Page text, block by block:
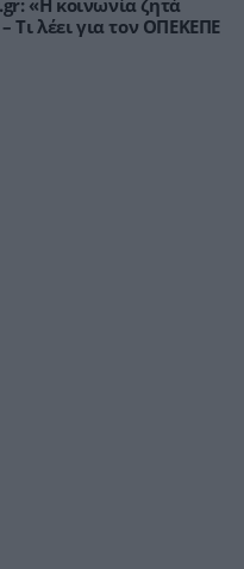
«Η κοινωνία ζητά
Τι λέει για τον ΟΠΕΚΕΠΕ